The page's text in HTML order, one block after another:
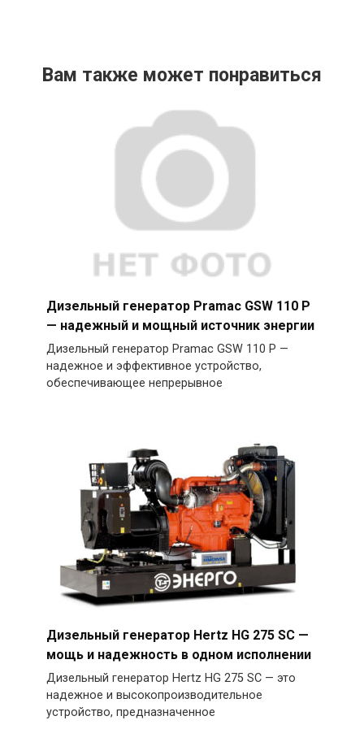
Вам также может понравиться
Дизельный генератор Pramac GSW 110 P
— надежный и мощный источник энергии
Дизельный генератор Pramac GSW 110 P —
надежное и эффективное устройство,
обеспечивающее непрерывное
Дизельный генератор Hertz HG 275 SC —
мощь и надежность в одном исполнении
Дизельный генератор Hertz HG 275 SC — это
надежное и высокопроизводительное
устройство, предназначенное